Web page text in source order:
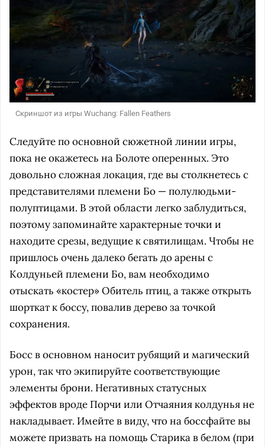
Скриншот из игры Wuchang: Fallen Feathers
Следуйте по основной сюжетной линии игры,
пока не окажетесь на Болоте оперенных. Это
довольно сложная локация, где вы столкнетесь с
представителями племени Бо — полулюдьми-
полуптицами. В этой области легко заблудиться,
поэтому запоминайте характерные точки и
находите срезы, ведущие к святилищам. Чтобы не
пришлось очень далеко бегать до арены с
Колдуньей племени Бо, вам необходимо
отыскать «костер» Обитель птиц, а также открыть
шорткат к боссу, повалив дерево за точкой
сохранения.
Босс в основном наносит рубящий и магический
урон, так что экипируйте соответствующие
элементы брони. Негативных статусных
эффектов вроде Порчи или Отчаяния колдунья не
накладывает. Имейте в виду, что на боссфайте вы
можете призвать на помощь Старика в белом (при